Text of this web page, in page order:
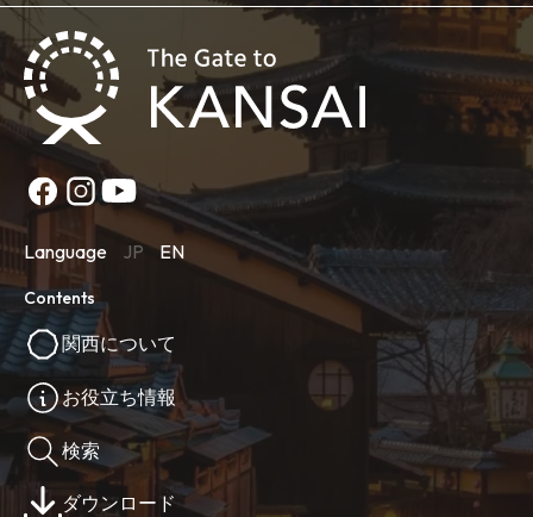
Language JP EN
Contents
関西について
お役立ち情報
検索
ダウンロード